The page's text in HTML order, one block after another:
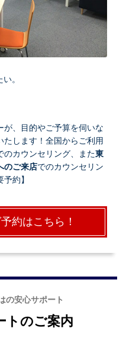
。
が、目的やご予算を伺いな
します！全国からご利用
のカウンセリング、また東
のご来店でのカウンセリン
約】
約はこちら！
の安心サポート
トのご案内